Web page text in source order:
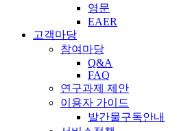
영문
EAER
고객마당
참여마당
Q&A
FAQ
연구과제 제안
이용자 가이드
발간물구독안내